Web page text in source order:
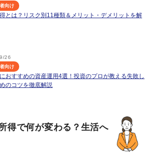
向け
とは？リスク別11種類＆メリット・デメリットを解
26
向け
おすすめの資産運用4選！投資のプロが教える失敗し
のコツを徹底解説
得で何が変わる？生活へ